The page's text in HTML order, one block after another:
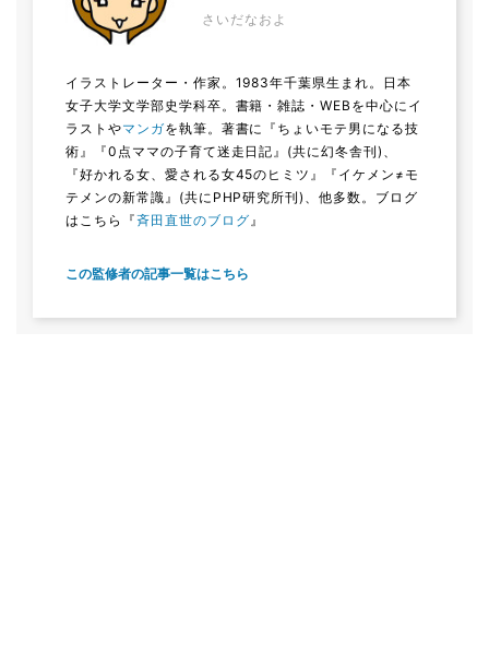
さいだなおよ
イラストレーター・作家。1983年千葉県生まれ。日本
女子大学文学部史学科卒。書籍・雑誌・WEBを中心にイ
ラストやマンガを執筆。著書に『ちょいモテ男になる技
術』『0点ママの子育て迷走日記』(共に幻冬舎刊)、
『好かれる女、愛される女45のヒミツ』『イケメン≠モ
テメンの新常識』(共にPHP研究所刊)、他多数。ブログ
はこちら『斉田直世のブログ』
この監修者の記事一覧はこちら